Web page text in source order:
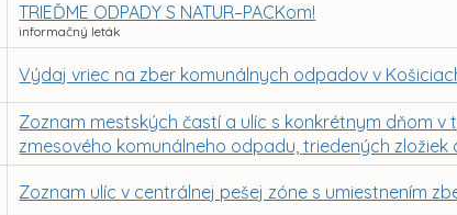
TRIEĎME ODPADY S NATUR–PACKom!
informačný leták
Výdaj vriec na zber komunálnych odpadov v
Zoznam mestských častí a ulíc s konkrétnym dňom
zmesového komunálneho odpadu, triedených
Zoznam ulíc v centrálnej pešej zóne s umiestnením